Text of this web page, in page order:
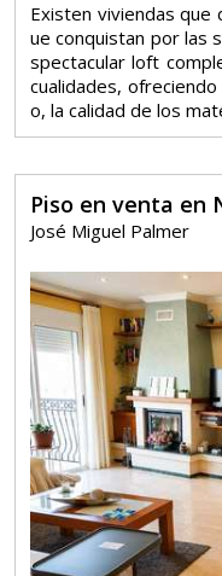
Existen viviendas
ue conquistan por las
spectacular loft
cualidades,
o, la calidad de los
Piso en venta en
José Miguel Palmer